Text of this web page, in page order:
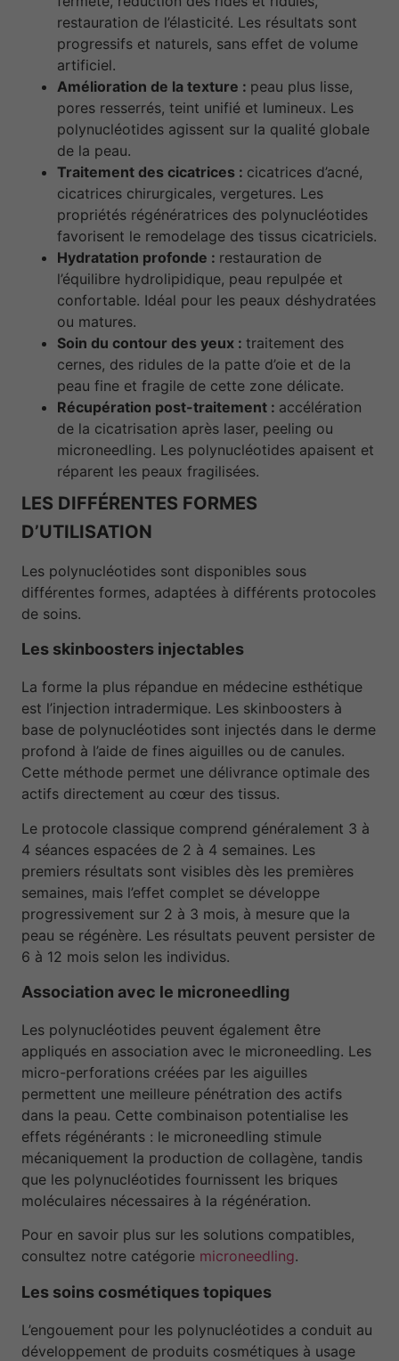
restauration de l’élasticité. Les résultats sont
progressifs et naturels, sans effet de volume
artificiel.
Amélioration de la texture : peau plus lisse,
pores resserrés, teint unifié et lumineux. Les
polynucléotides agissent sur la qualité globale
de la peau.
Traitement des cicatrices : cicatrices d’acné,
cicatrices chirurgicales, vergetures. Les
propriétés régénératrices des polynucléotides
favorisent le remodelage des tissus cicatriciels.
Hydratation profonde : restauration de
l’équilibre hydrolipidique, peau repulpée et
confortable. Idéal pour les peaux déshydratées
ou matures.
Soin du contour des yeux : traitement des
cernes, des ridules de la patte d’oie et de la
peau fine et fragile de cette zone délicate.
Récupération post-traitement : accélération
de la cicatrisation après laser, peeling ou
microneedling. Les polynucléotides apaisent et
réparent les peaux fragilisées.
LES DIFFÉRENTES FORMES
D’UTILISATION
Les polynucléotides sont disponibles sous
différentes formes, adaptées à différents protocoles
de soins.
Les skinboosters injectables
La forme la plus répandue en médecine esthétique
est l’injection intradermique. Les skinboosters à
base de polynucléotides sont injectés dans le derme
profond à l’aide de fines aiguilles ou de canules.
Cette méthode permet une délivrance optimale des
actifs directement au cœur des tissus.
Le protocole classique comprend généralement 3 à
4 séances espacées de 2 à 4 semaines. Les
premiers résultats sont visibles dès les premières
semaines, mais l’effet complet se développe
progressivement sur 2 à 3 mois, à mesure que la
peau se régénère. Les résultats peuvent persister de
6 à 12 mois selon les individus.
Association avec le microneedling
Les polynucléotides peuvent également être
appliqués en association avec le microneedling. Les
micro-perforations créées par les aiguilles
permettent une meilleure pénétration des actifs
dans la peau. Cette combinaison potentialise les
effets régénérants : le microneedling stimule
mécaniquement la production de collagène, tandis
que les polynucléotides fournissent les briques
moléculaires nécessaires à la régénération.
Pour en savoir plus sur les solutions compatibles,
consultez notre catégorie microneedling.
Les soins cosmétiques topiques
L’engouement pour les polynucléotides a conduit au
développement de produits cosmétiques à usage